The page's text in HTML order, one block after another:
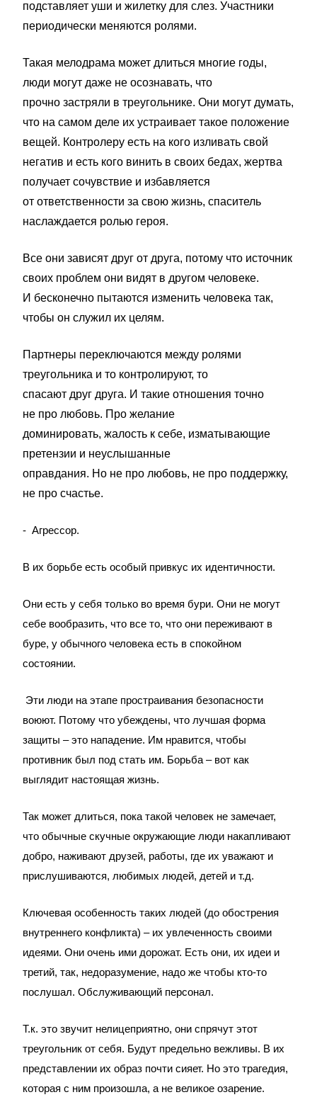
подставляет уши и жилетку для слез. Участники
периодически меняются ролями.
Такая мелодрама может длиться многие годы,
люди могут даже не осознавать, что
прочно застряли в треугольнике. Они могут думать,
что на самом деле их устраивает такое положение
вещей. Контролеру есть на кого изливать свой
негатив и есть кого винить в своих бедах, жертва
получает сочувствие и избавляется
от ответственности за свою жизнь, спаситель
наслаждается ролью героя.
Все они зависят друг от друга, потому что источник
своих проблем они видят в другом человеке.
И бесконечно пытаются изменить человека так,
чтобы он служил их целям.
Партнеры переключаются между ролями
треугольника и то контролируют, то
спасают друг друга. И такие отношения точно
не про любовь. Про желание
доминировать, жалость к себе, изматывающие
претензии и неуслышанные
оправдания. Но не про любовь, не про поддержку,
не про счастье.
- Агрессор.
В их борьбе есть особый привкус их идентичности.
Они есть у себя только во время бури. Они не могут
себе вообразить, что все то, что они переживают в
буре, у обычного человека есть в спокойном
состоянии.
Эти люди на этапе простраивания безопасности
воюют. Потому что убеждены, что лучшая форма
защиты – это нападение. Им нравится, чтобы
противник был под стать им. Борьба – вот как
выглядит настоящая жизнь.
Так может длиться, пока такой человек не замечает,
что обычные скучные окружающие люди накапливают
добро, наживают друзей, работы, где их уважают и
прислушиваются, любимых людей, детей и т.д.
Ключевая особенность таких людей (до обострения
внутреннего конфликта) – их увлеченность своими
идеями. Они очень ими дорожат. Есть они, их идеи и
третий, так, недоразумение, надо же чтобы кто-то
послушал. Обслуживающий персонал.
Т.к. это звучит нелицеприятно, они спрячут этот
треугольник от себя. Будут предельно вежливы. В их
представлении их образ почти сияет. Но это трагедия,
которая с ним произошла, а не великое озарение.